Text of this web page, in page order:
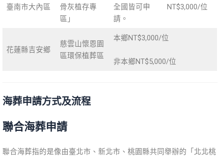
臺南市大內區
骨灰植存專
區」
全國皆可申
請。
NT$3,000/位
花蓮縣吉安鄉
慈雲山懷恩園
區環保植葬區
本鄉NT$3,000/位
非本鄉NT$5,000/位
海葬申請方式及流程
聯合海葬申請
聯合海葬指的是像由臺北市、新北市、桃園縣共同舉辦的「北北桃